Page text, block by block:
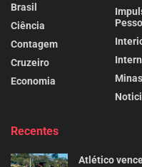
Brasil
Ciência
Contagem
Cruzeiro
Economia
Recentes
Atlético